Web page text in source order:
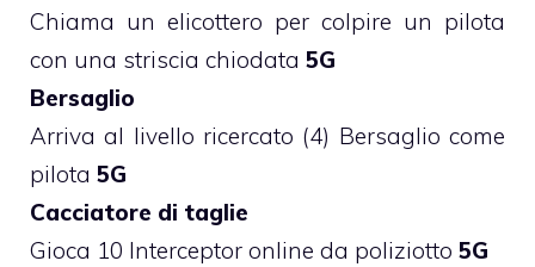
Chiama un elicottero per colpire un pilota
con una striscia chiodata 5G
Bersaglio
Arriva al livello ricercato (4) Bersaglio come
pilota 5G
Cacciatore di taglie
Gioca 10 Interceptor online da poliziotto 5G